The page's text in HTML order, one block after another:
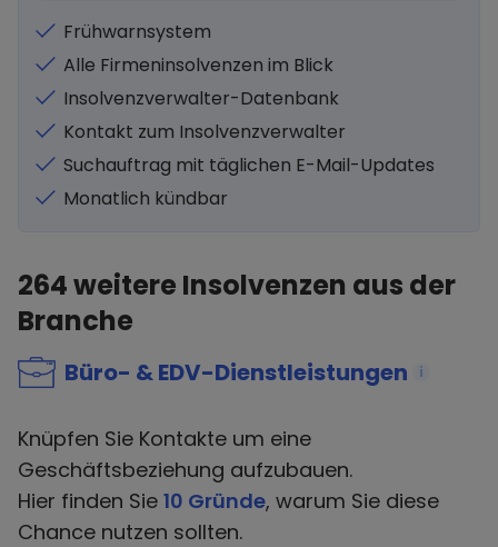
Frühwarnsystem
Alle Firmeninsolvenzen im Blick
Insolvenzverwalter-Datenbank
Kontakt zum Insolvenzverwalter
Suchauftrag mit täglichen E-Mail-Updates
Monatlich kündbar
264weitere Insolvenzen aus der
Branche
Büro- & EDV-Dienstleistungen i
Knüpfen Sie Kontakte um eine
Geschäftsbeziehung aufzubauen.
Hier finden Sie 10 Gründe, warum Sie diese
Chance nutzen sollten.